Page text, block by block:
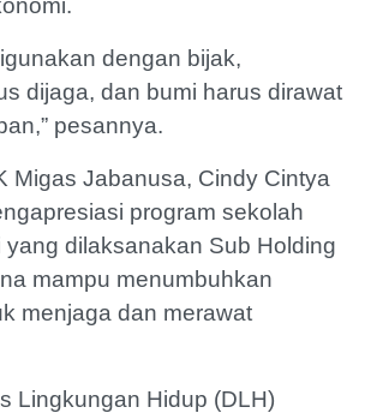
dengan bijak,
dijaga, dan bumi harus dirawat
pesannya.
Migas Jabanusa, Cindy Cintya
program sekolah
yang dilaksanakan Sub Holding
mampu menumbuhkan
menjaga dan merawat
Lingkungan Hidup (DLH)